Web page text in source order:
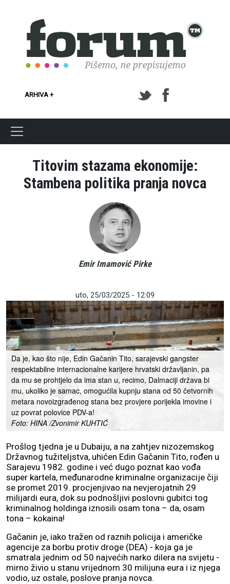
ARHIVA +
Titovim stazama ekonomije:
Stambena politika pranja novca
Emir Imamović Pirke
uto, 25/03/2025 - 12:09
Da je, kao što nije, Edin Gačanin Tito, sarajevski gangster
respektabilne internacionalne karijere hrvatski državljanin, pa
da mu se prohtjelo da ima stan u, recimo, Dalmaciji država bi
mu, ukoliko je samac, omogućila kupnju stana od 50 četvornih
metara novoizgrađenog stana bez provjere porijekla imovine i
uz povrat polovice PDV-a!
Foto: HINA /Zvonimir KUHTIĆ
Prošlog tjedna je u Dubaiju, a na zahtjev nizozemskog
Državnog tužiteljstva, uhićen Edin Gačanin Tito, rođen u
Sarajevu 1982. godine i već dugo poznat kao vođa
super kartela, međunarodne kriminalne organizacije čiji
se promet 2019. procjenjivao na nevjerojatnih 29
milijardi eura, dok su podnošljivi poslovni gubitci tog
kriminalnog holdinga iznosili osam tona – da, osam
tona – kokaina!
Gačanin je, iako tražen od raznih policija i američke
agencije za borbu protiv droge (DEA) - koja ga je
smatrala jednim od 50 najvećih narko dilera na svijetu -
mirno živio u stanu vrijednom 30 milijuna eura i iz njega
vodio, uz ostale, poslove pranja novca.